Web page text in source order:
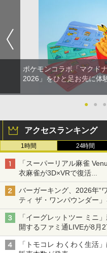
スプラ
￥
￥
4
ニンテ
ンライ
￥
ニン
￥
Beast
プロダ
￥
J)
￥
4
【純正
トロー
￥
Xbox
ルコー
ンライ
￥
【純正
￥7,681
【純正
B-C ケ
￥
【純
￥
アン
ーラー
￥4,370
3
ドラゴ
￥4,930
4
ホリ
or
￥
PS5
交換
ローラ
ントロ
辺機器
ップ
対応
￥630
限定ク
モデル
段階
do
返品交
￥
がん
￥
【中
タヒ
録) ハ
￥386
Newス
￥1,254
ペル
ぶ ぬ
ンク1
￥2,200
応 ス
い ニ
ト ケ
【中
￥
【中古
ェル
￥3,280
3
宮崎駿
メンタ
￥
4
アニ
劇場版
￥
ポケモンコラボ「マクド
2026」をひと足お先に体
● ● ●
アクセスランキング
1時間 24時間
「スーパーリアル麻雀
衣麻雀が3D×VRで復活
発売から2週間は20%オフ
バーガーキング、2026年“
ティ ザ・ワンパウンダー
「特製ガーリックマヨソ
「イーグレットツー ミニ
開するファミ通LIVEが8月
シリーズ累計100タイトル
「トモコレ わくわく生活